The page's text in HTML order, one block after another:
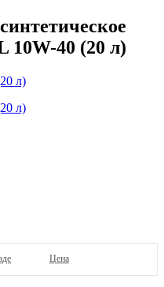
10W-40 (20 л)
Цена